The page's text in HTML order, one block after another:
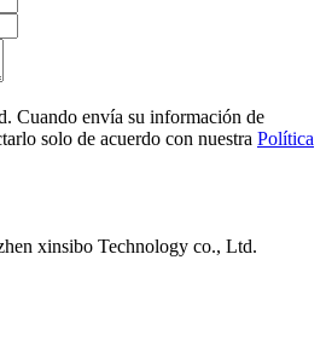
Cuando envía su información de
solo de acuerdo con nuestra Política
xinsibo Technology co., Ltd.